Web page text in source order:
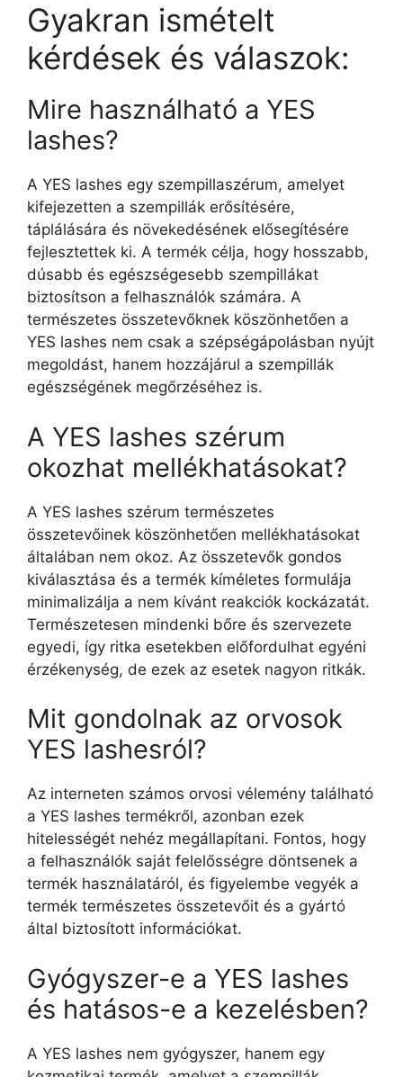
Gyakran ismételt
kérdések és válaszok:
Mire használható a YES
lashes?
A YES lashes egy szempillaszérum, amelyet
kifejezetten a szempillák erősítésére,
táplálására és növekedésének elősegítésére
fejlesztettek ki. A termék célja, hogy hosszabb,
dúsabb és egészségesebb szempillákat
biztosítson a felhasználók számára. A
természetes összetevőknek köszönhetően a
YES lashes nem csak a szépségápolásban nyújt
megoldást, hanem hozzájárul a szempillák
egészségének megőrzéséhez is.
A YES lashes szérum
okozhat mellékhatásokat?
A YES lashes szérum természetes
összetevőinek köszönhetően mellékhatásokat
általában nem okoz. Az összetevők gondos
kiválasztása és a termék kíméletes formulája
minimalizálja a nem kívánt reakciók kockázatát.
Természetesen mindenki bőre és szervezete
egyedi, így ritka esetekben előfordulhat egyéni
érzékenység, de ezek az esetek nagyon ritkák.
Mit gondolnak az orvosok
YES lashesról?
Az interneten számos orvosi vélemény található
a YES lashes termékről, azonban ezek
hitelességét nehéz megállapítani. Fontos, hogy
a felhasználók saját felelősségre döntsenek a
termék használatáról, és figyelembe vegyék a
termék természetes összetevőit és a gyártó
által biztosított információkat.
Gyógyszer-e a YES lashes
és hatásos-e a kezelésben?
A YES lashes nem gyógyszer, hanem egy